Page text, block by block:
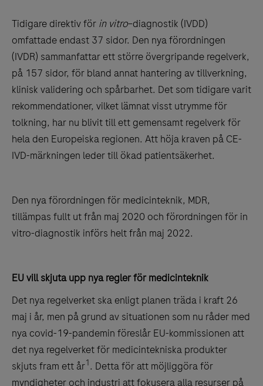
Tidigare direktiv för in vitro–diagnostik (IVDD)
omfattade endast 37 sidor. Den nya förordningen
(IVDR) sammanfattar ett större övergripande regelverk,
på 157 sidor, för bland annat hantering av tillverkning,
klinisk validering och spårbarhet. Det som tidigare varit
rekommendationer, vilket lämnat visst utrymme för
tolkning, har nu blivit till ett gemensamt regelverk för
hela den Europeiska regionen. Att höja kraven på CE-
IVD-märkningen leder till ökad patientsäkerhet.
Den nya förordningen för medicinteknik, MDR,
tillämpas fullt ut från maj 2020 och förordningen för in
vitro-diagnostik införs helt från maj 2022.
EU vill skjuta upp nya regler för medicinteknik
Det nya regelverket ska enligt planen träda i kraft 26
maj i år, men på grund av situationen som nu råder med
nya covid-19-pandemin föreslår EU-kommissionen att
det nya regelverket för medicintekniska produkter
skjuts fram ett år1. Detta för att möjliggöra för
myndigheter och industri att fokusera alla resurser på